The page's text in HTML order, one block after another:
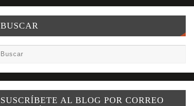
BUSCAR
SUSCRÍBETE AL BLOG POR CORREO